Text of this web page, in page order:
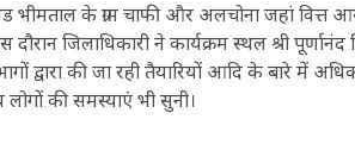
के ग्राम चाफी और अलचोना जहां वित्त
जिलाधिकारी ने कार्यक्रम स्थल श्री पूर्णानंद
द्वारा की जा रही तैयारियों आदि के बारे में
की समस्याएं भी सुनी।